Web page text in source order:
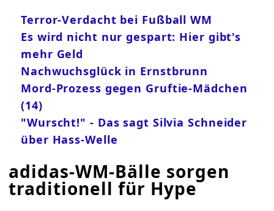
Terror-Verdacht bei Fußball WM
Es wird nicht nur gespart: Hier gibt's
mehr Geld
Nachwuchsglück in Ernstbrunn
Mord-Prozess gegen Gruftie-Mädchen
(14)
"Wurscht!" - Das sagt Silvia Schneider
über Hass-Welle
adidas-WM-Bälle sorgen
traditionell für Hype